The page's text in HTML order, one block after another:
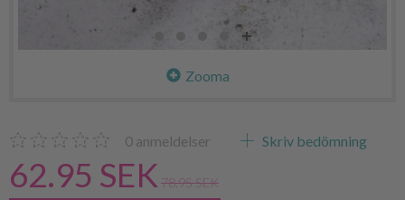
Zooma
0 anmeldelser Skriv bedömning
62.95 SEK 78.95 SEK